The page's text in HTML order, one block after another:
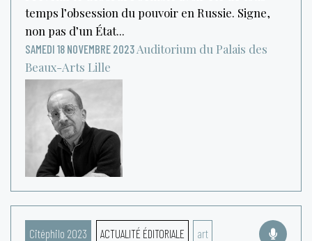
temps l’obsession du pouvoir en Russie. Signe,
non pas d’un État...
SAMEDI 18 NOVEMBRE 2023 Auditorium du Palais des
Beaux-Arts Lille
Citéphilo 2023 ACTUALITÉ ÉDITORIALE art